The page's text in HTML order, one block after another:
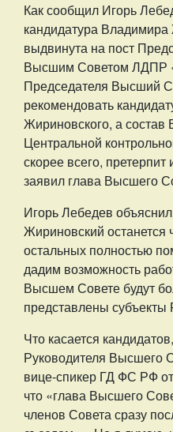
Как сообщил Игорь
кандидатура Владимира
выдвинута на пост
Высшим Советом ЛДПР
Председателя Высший
рекомендовать
Жириновского, а
Центральной
скорее всего,
заявил глава Высшего
Игорь Лебедев
Жириновский
остальных полностью
дадим возможность
Высшем Совете будут
представлены субъекты
Что касается
Руководителя Высшего
вице-спикер ГД ФС РФ
что «глава Высшего
членов Совета сразу